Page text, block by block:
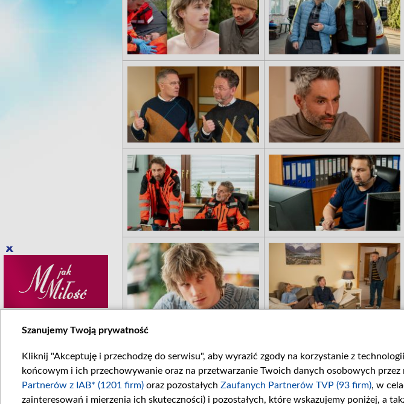
Szanujemy Twoją prywatność
Kliknij "Akceptuję i przechodzę do serwisu", aby wyrazić zgody na korzystanie z
końcowym i ich przechowywanie oraz na przetwarzanie Twoich danych osobowych przez
Partnerów z IAB* (1201 firm) oraz pozostałych Zaufanych Partnerów TVP (93 firm), w
zainteresowań i mierzenia ich skuteczności) i pozostałych, które wskazujemy poniżej, a